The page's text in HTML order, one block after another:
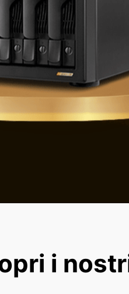
Difendersi
i